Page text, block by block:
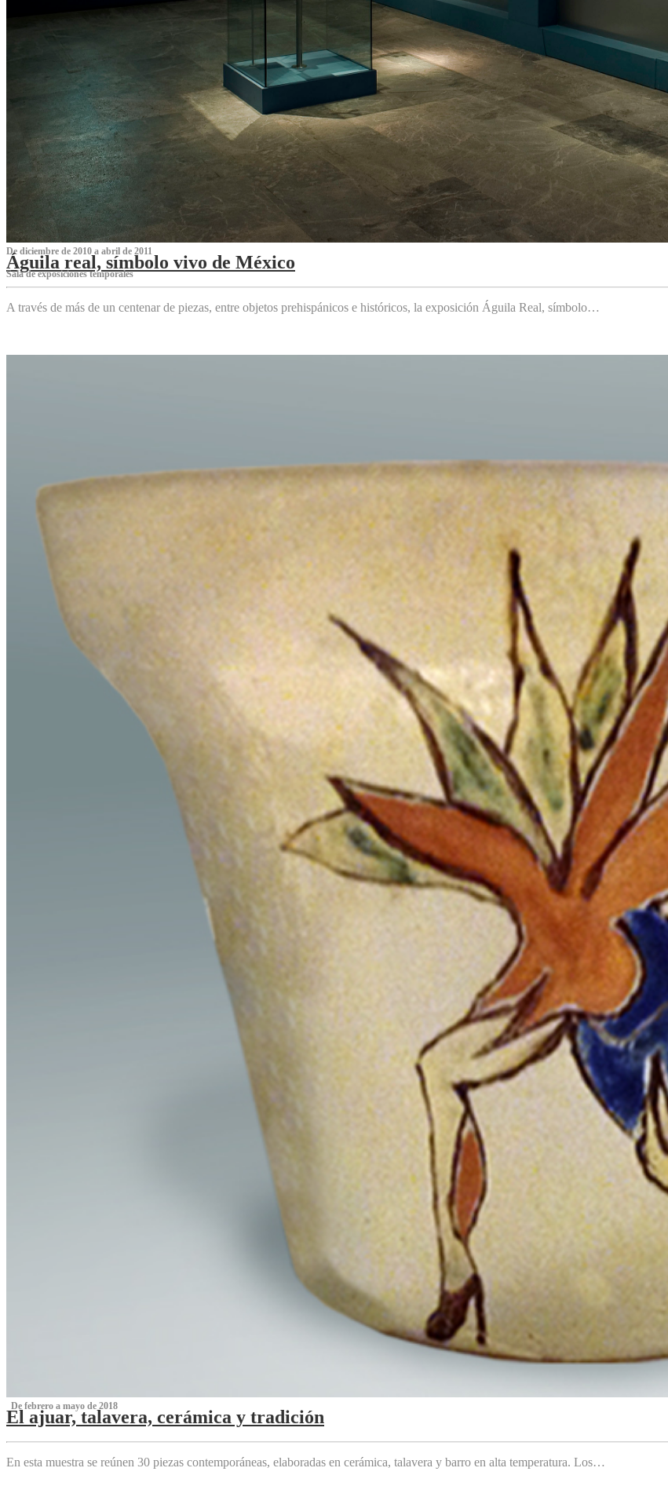
De diciembre de 2010 a abril de 2011
Águila real, símbolo vivo de México
Sala de exposiciones temporales
A través de más de un centenar de piezas, entre objetos prehispánicos e históricos, la exposición Águila Real, símbolo…
‌ De febrero a mayo de 2018
El ajuar, talavera, cerámica y tradición
‌
En esta muestra se reúnen 30 piezas contemporáneas, elaboradas en cerámica, talavera y barro en alta temperatura. Los…